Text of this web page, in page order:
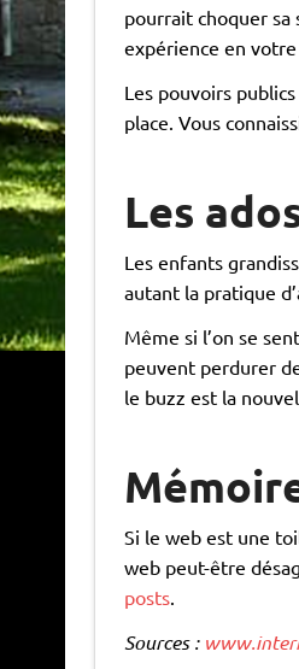
pourrait choquer sa
expérience en votre
Les pouvoirs
place. Vous
Les
Les enfants
autant la pratique
Même si l’on se
peuvent perdurer
le buzz est la
Si le web est une
web peut-être
posts.
Sources :